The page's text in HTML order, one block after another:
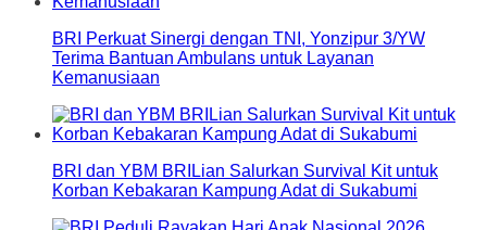
BRI Perkuat Sinergi dengan TNI, Yonzipur 3/YW
Terima Bantuan Ambulans untuk Layanan
Kemanusiaan
BRI dan YBM BRILian Salurkan Survival Kit untuk
Korban Kebakaran Kampung Adat di Sukabumi